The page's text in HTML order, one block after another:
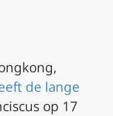
de lange
op 17